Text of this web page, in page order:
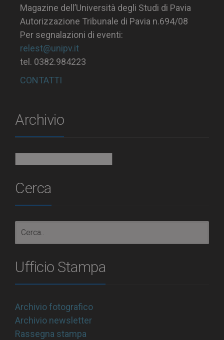
Magazine dell’Università degli Studi di Pavia
Autorizzazione Tribunale di Pavia n.694/08
Per segnalazioni di eventi:
relest@unipv.it
tel. 0382.984223
CONTATTI
Archivio
Cerca
Ufficio Stampa
Archivio fotografico
Archivio newsletter
Rassegna stampa